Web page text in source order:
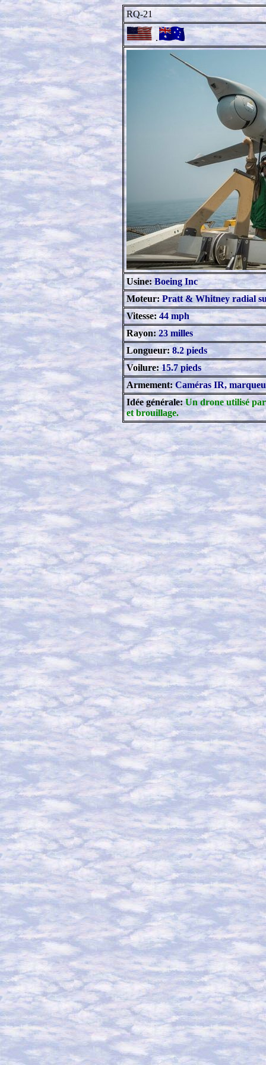
RQ-21
..
Usine:Boeing Inc
Moteur:Pratt & Whitney radial
Vitesse:44 mph
Rayon:23milles
Longueur:8.2 pieds
Voilure:15.7pieds
Armement:Caméras IR,
Idée générale:Un drone utilisé
et brouillage.